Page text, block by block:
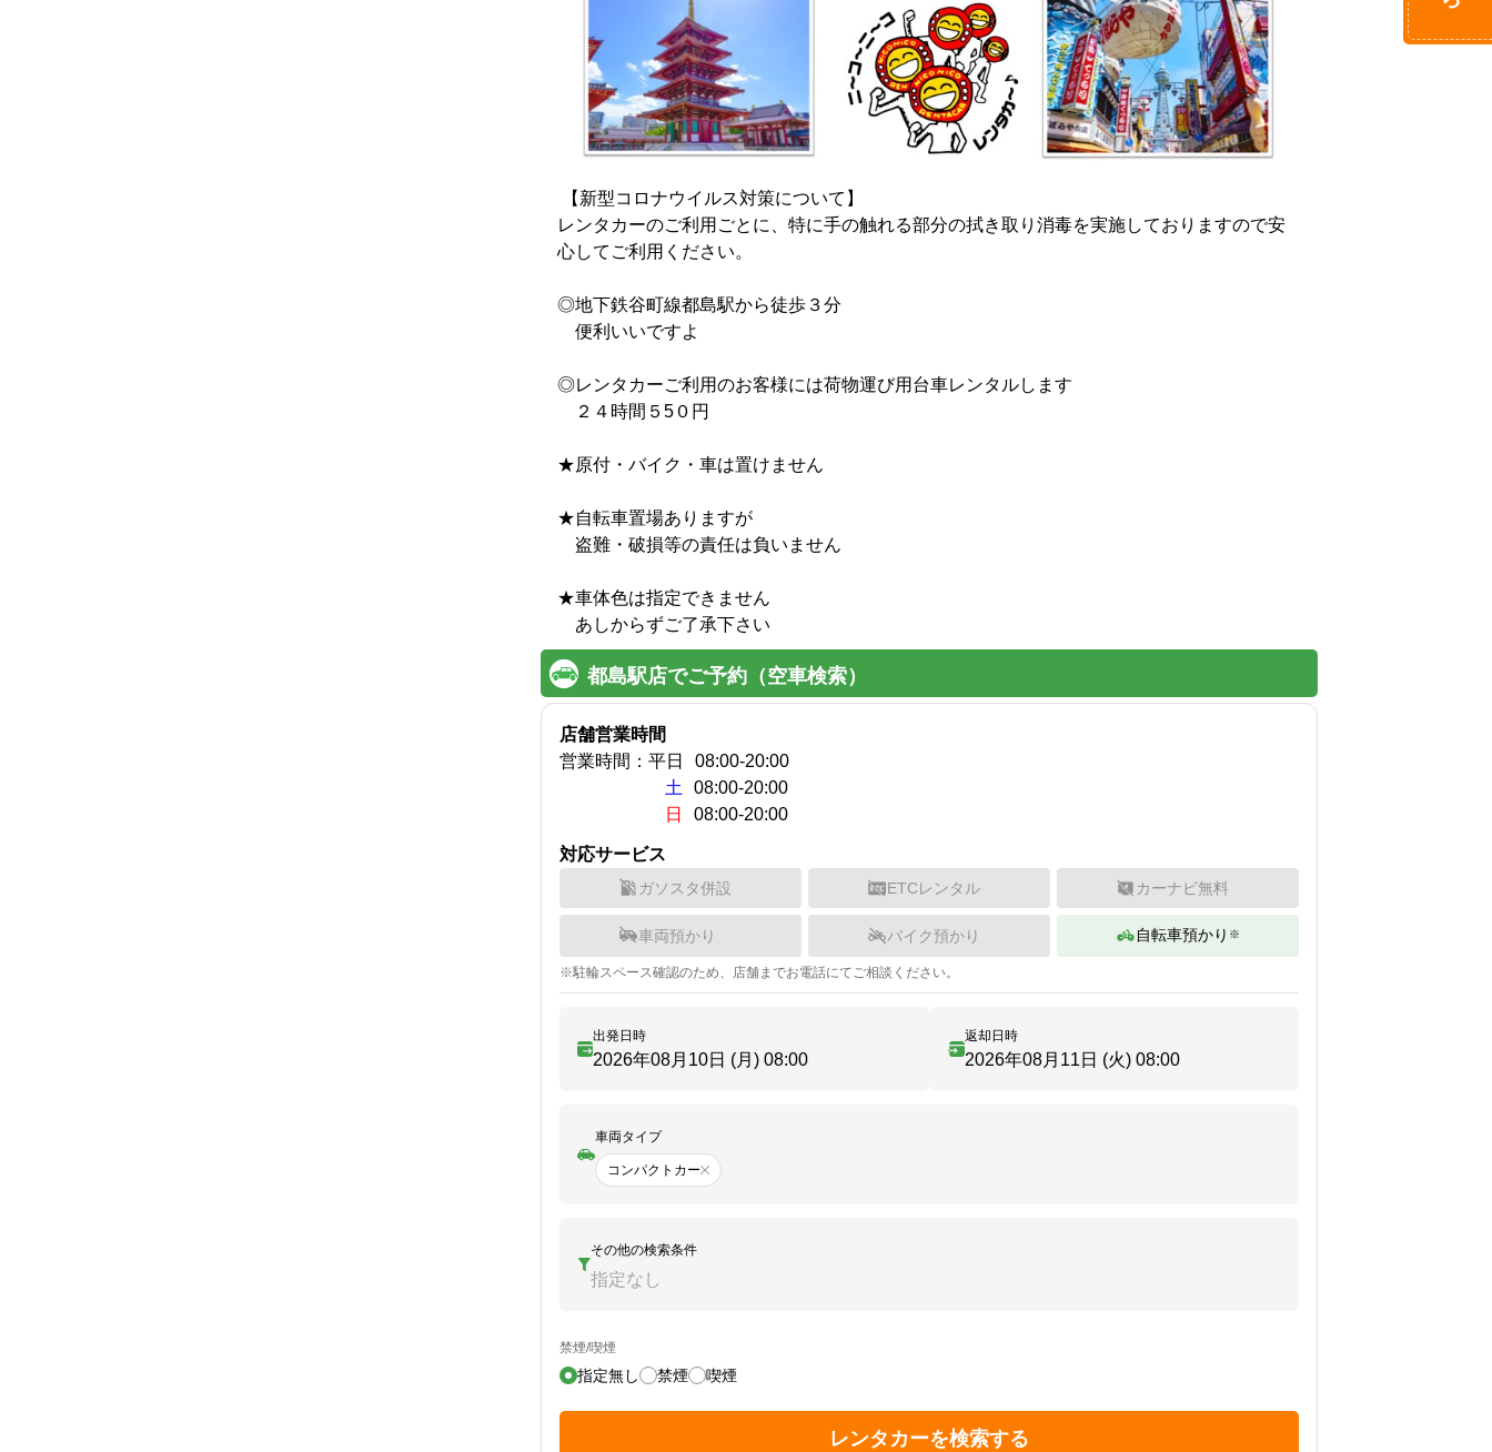
レンタカーのご利用ごとに、特に手の触れる部分の拭き取り消毒を実施しておりますので安
心してご利用ください。
◎地下鉄谷町線都島駅から徒歩３分
便利いいですよ
◎レンタカーご利用のお客様には荷物運び用台車レンタルします
２４時間５5０円
★原付・バイク・車は置けません
★自転車置場ありますが
盗難・破損等の責任は負いません
★車体色は指定できません
都島駅店でご予約（空車検索）
店舗営業時間
営業時間： 平日 08:00-20:00
土
08:00-20:00
日
08:00-20:00
対応サービス
ガソスタ併設 ETCレンタル カーナビ無料
車両預かり バイク預かり 自転車預かり ※
※駐輪スペース確認のため、店舗までお電話にてご相談ください。
出発日時
2026年08月10日 (月) 08:00
返却日時
2026年08月11日 (火) 08:00
車両タイプ
コンパクトカー
その他の検索条件
指定なし
禁煙/喫煙
指定無し 禁煙 喫煙
レンタカーを検索する